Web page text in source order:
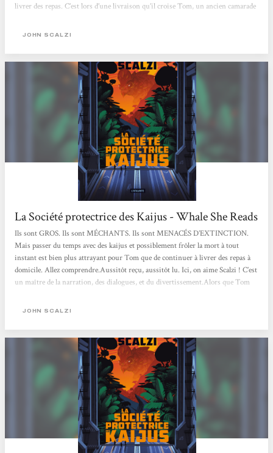
livrer des repas. C’est lors d’une livraison qu’il croise Tom, un ancien camarade
Jamie accepte sans même savoir de quoi il s’agit exactement sauf qu’il s’agit de
JOHN SCALZI
La Société protectrice des Kaijus - Whale She Reads
Ils sont GROS. Ils sont MÉCHANTS. Ils sont MENACÉS D’EXTINCTION.
Mais passer du temps avec des kaijus et possiblement frôler la mort à tout
instant est bien plus attrayant pour Tom que de continuer à livrer des repas à
domicile. Allez comprendre.Aussitôt reçu, aussitôt lu. Ici, on aime Scalzi ! C’est
un maître de la narration, des dialogues, et du divertissement.Alors que Tom
repas à domicile, il se voit licencié sans ménagement, et doit devenir livreur
JOHN SCALZI